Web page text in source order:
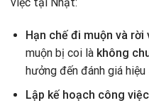
Hạn chế đi muộn và
muộn bị coi là không
hưởng đến đánh giá
Lập kế hoạch công